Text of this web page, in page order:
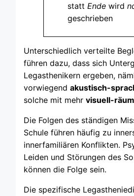
statt Ende wird
geschrieben
Unterschiedlich verteilte
führen dazu, dass sich
Legasthenikern ergeben,
vorwiegend akustisch-
solche mit mehr visuell-
Die Folgen des ständigen
Schule führen häufig zu
innerfamiliären Konflikten.
Leiden und Störungen des
können die Folge sein.
Die spezifische